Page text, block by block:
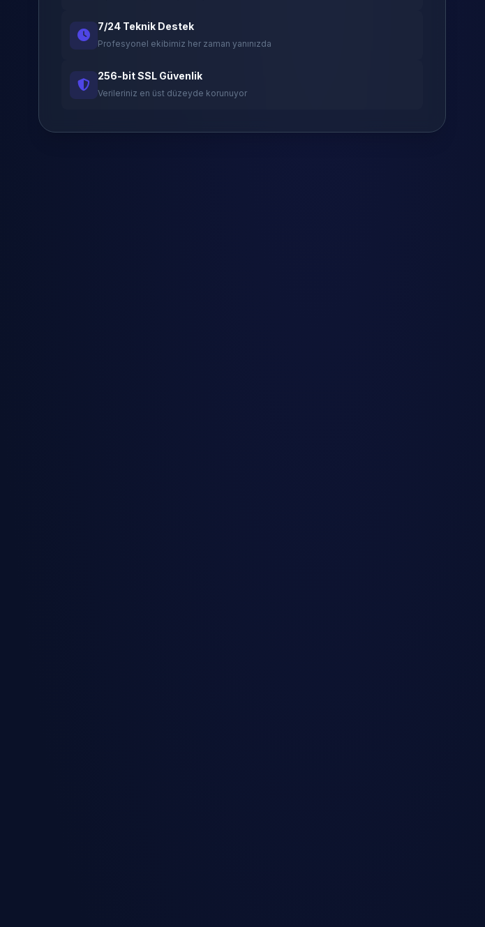
7/24 Teknik Destek
Profesyonel ekibimiz her zaman yanınızda
256-bit SSL Güvenlik
Verileriniz en üst düzeyde korunuyor